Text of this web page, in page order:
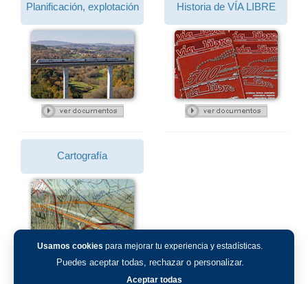
Usamos cookies para mejorar tu experiencia y estadísticas.
Puedes aceptar todas, rechazar o personalizar.
Aceptar todas
Planificación, explotación Historia de VÍA LIBRE
Cartografía